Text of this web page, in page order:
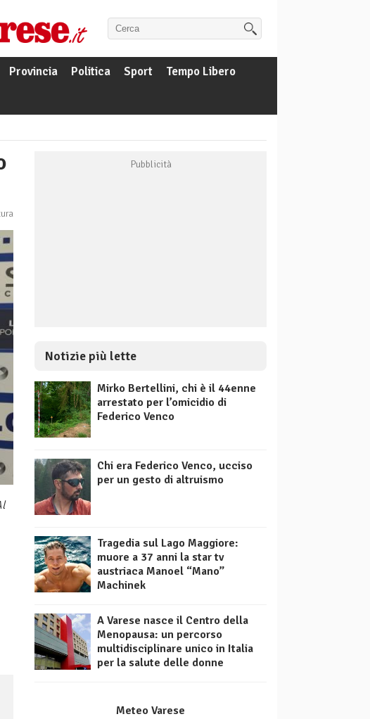
Provincia Politica Sport
Tempo Libero
Notizie più lette
Mirko Bertellini, chi è il 44enne
arrestato per l’omicidio di
Federico Venco
Chi era Federico Venco, ucciso
per un gesto di altruismo
Tragedia sul Lago Maggiore:
muore a 37 anni la star tv
austriaca Manoel “Mano”
Machinek
A Varese nasce il Centro della
Menopausa: un percorso
multidisciplinare unico in Italia
per la salute delle donne
Meteo Varese